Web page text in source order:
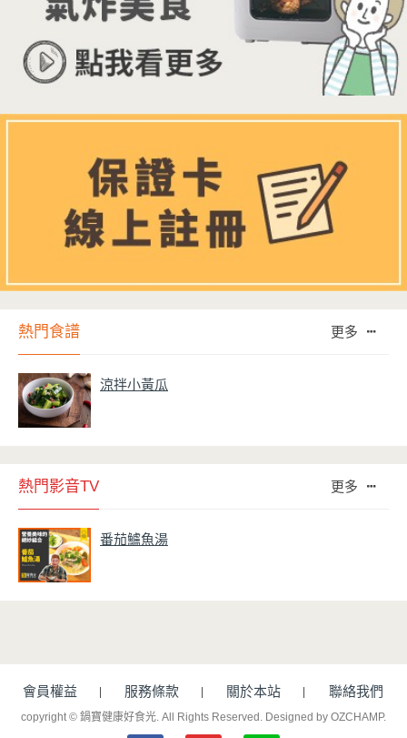
熱門食譜 更多
涼拌小黃瓜
熱門影音TV 更多
番茄鱸魚湯
會員權益 服務條款 關於本站 聯絡我們
copyright © 鍋寶健康好食光. All Rights Reserved. Designed by OZCHAMP.